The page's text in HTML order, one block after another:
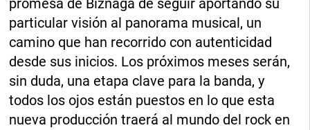
promesa de Biznaga de seguir aportando su
particular visión al panorama musical, un
camino que han recorrido con autenticidad
desde sus inicios. Los próximos meses serán,
sin duda, una etapa clave para la banda, y
todos los ojos están puestos en lo que esta
nueva producción traerá al mundo del rock en